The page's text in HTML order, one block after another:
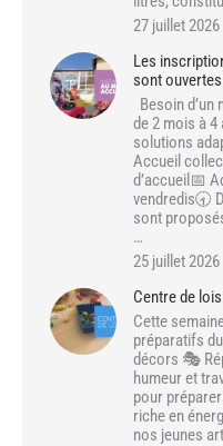
27 juillet 2026
Les
sont
Besoin
de 2 mois à
solutions
Accueil
d’accueil📅
vendredis🕣
sont
…
25 juillet 2026
Centre de
Cette
préparatifs
décors 🎭
humeur et
pour
riche en
nos jeunes